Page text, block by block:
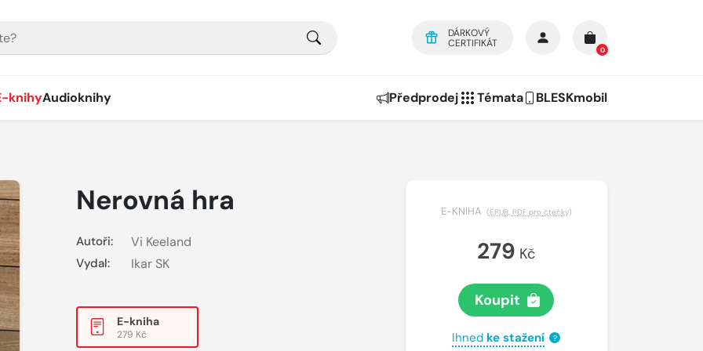
DÁRKOVÝ
CERTIFIKÁT
0
knihyAudioknihy Předprodej Témata BLESKmobil
Nerovná hra
Autoři: Vi Keeland
Vydal: Ikar SK
E-kniha
279 Kč
E-KNIHA (EPUB, PDF pro čtečky)
279 Kč
Koupit
Ihned ke stažení ?